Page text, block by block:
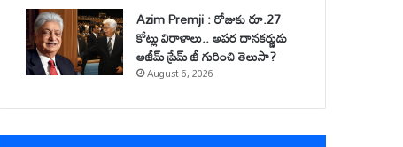
Azim Premji : రోజుకు రూ.27
కోట్లు విరాళాలు.. అపర దానకర్ణుడు
అజీమ్ ప్రేమ్ జీ గురించి తెలుసా?
August 6, 2026